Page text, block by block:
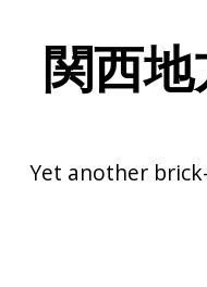
関西
Yet another